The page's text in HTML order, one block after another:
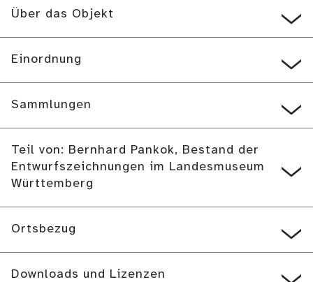
Über das Objekt
Einordnung
Sammlungen
Teil von: Bernhard Pankok, Bestand der
Entwurfszeichnungen im Landesmuseum
Württemberg
Ortsbezug
Downloads und Lizenzen